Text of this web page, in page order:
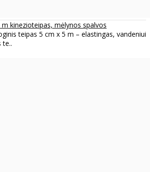
m kinezioteipas, mėlynos spalvos
teipas 5 cm x 5 m – elastingas, vandeniui
te..